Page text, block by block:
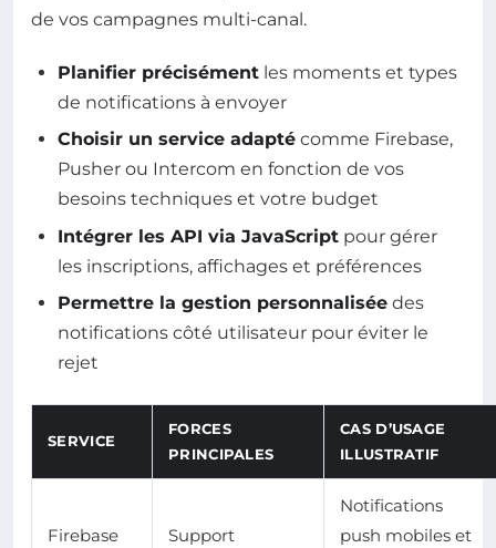
de vos campagnes multi-canal.
Planifier précisément les moments et types
de notifications à envoyer
Choisir un service adapté comme Firebase,
Pusher ou Intercom en fonction de vos
besoins techniques et votre budget
Intégrer les API via JavaScript pour gérer
les inscriptions, affichages et préférences
Permettre la gestion personnalisée des
notifications côté utilisateur pour éviter le
rejet
SERVICE
FORCES
PRINCIPALES
CAS D’USAGE
ILLUSTRATIF
Firebase
Support
Notifications
push mobiles et